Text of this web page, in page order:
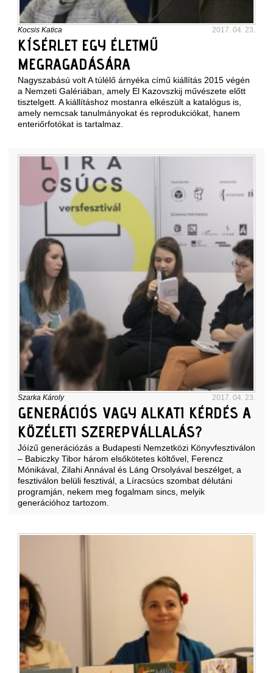
Kocsis Katica 2017. 04. 23.
KÍSÉRLET EGY ÉLETMŰ
MEGRAGADÁSÁRA
Nagyszabású volt A túlélő árnyéka című kiállítás 2015 végén
a Nemzeti Galériában, amely El Kazovszkij művészete előtt
tisztelgett. A kiállításhoz mostanra elkészült a katalógus is,
amely nemcsak tanulmányokat és reprodukciókat, hanem
enteriőrfotókat is tartalmaz.
Szarka Károly 2017. 04. 23.
GENERÁCIÓS VAGY ALKATI KÉRDÉS A
KÖZÉLETI SZEREPVÁLLALÁS?
Jóízű generációzás a Budapesti Nemzetközi Könyvfesztiválon
– Babiczky Tibor három elsőkötetes költővel, Ferencz
Mónikával, Zilahi Annával és Láng Orsolyával beszélget, a
fesztiválon belüli fesztivál, a Líracsúcs szombat délutáni
programján, nekem meg fogalmam sincs, melyik
generációhoz tartozom.